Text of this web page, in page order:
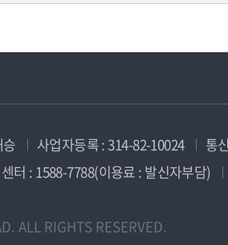
사업자등록 : 314-82-10024
통
터 : 1588-7788(이용료 : 발신자부담)
ALL RIGHTS RESERVED.